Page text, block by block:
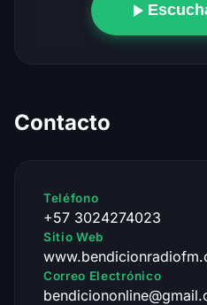
Contacto
Teléfono
+57 3024274023
Sitio Web
Correo Electrónico